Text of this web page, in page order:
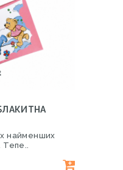
найменших
Тепе..